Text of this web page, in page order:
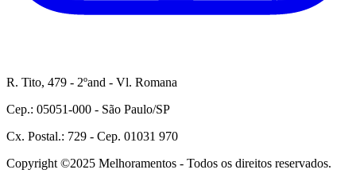
R. Tito, 479 - 2ºand - Vl. Romana
Cep.: 05051-000 - São Paulo/SP
Cx. Postal.: 729 - Cep. 01031 970
Copyright ©2025 Melhoramentos - Todos os direitos reservados.